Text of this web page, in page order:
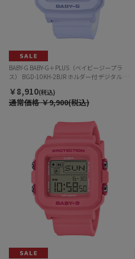
BABY-G BABY-G＋PLUS（ベイビージープラ
ス） BGD-10KH-2BJR ホルダー付 デジタル ク
￥8,910(税込)
通常価格￥9,900(税込)